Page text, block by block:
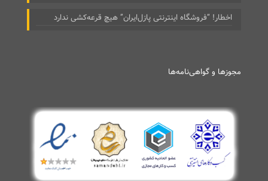
اخطار! “فروشگاه اینترنتی پازل‌ایران” هیچ قرعه‌کشی ندارد
مجوزها و گواهی‌نامه‌ها